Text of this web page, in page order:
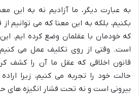
به عبارت دیگر، ما آزادیم نه به این
بکنیم، بلکه به این معنا که می توانیم
که خودمان با عقلمان وضع کرده ایم.
است. وقتی از روی تکلیف عمل می کنیم
قانون اخلاقی که عقل ما آن را کشف
حالت خود را تجربه می کنیم، زیرا
بیرونی است و نه تحت فشار انگیزه های